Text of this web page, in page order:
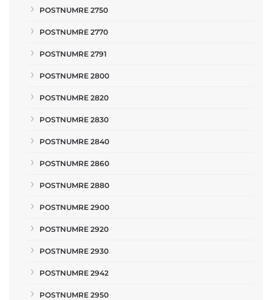
POSTNUMRE 2750
POSTNUMRE 2770
POSTNUMRE 2791
POSTNUMRE 2800
POSTNUMRE 2820
POSTNUMRE 2830
POSTNUMRE 2840
POSTNUMRE 2860
POSTNUMRE 2880
POSTNUMRE 2900
POSTNUMRE 2920
POSTNUMRE 2930
POSTNUMRE 2942
POSTNUMRE 2950